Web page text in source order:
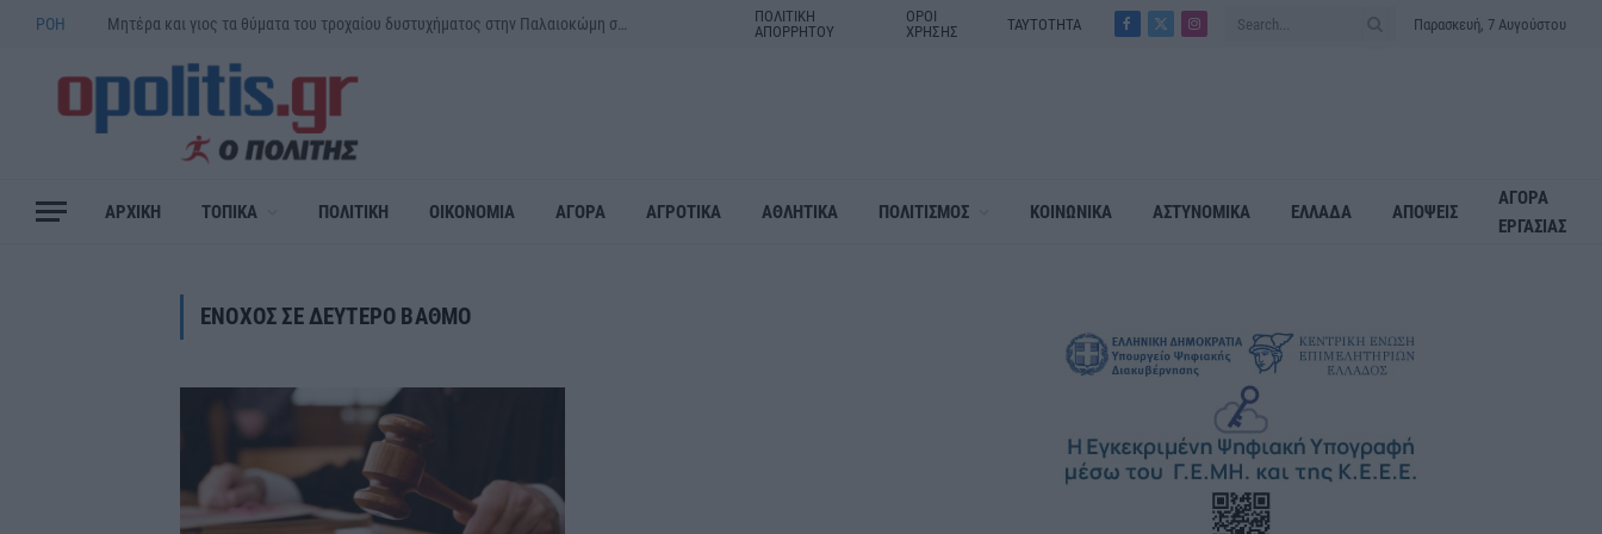
ΡΟΗ
ΠΟΛΙΤΙΚΗ
ΑΠΟΡΡΗΤΟΥ
ΟΡΟΙ
ΧΡΗΣΗΣ
ΤΑΥΤΟΤΗΤΑ
Facebook
X
Instagram
Παρασκευή, 7 Αυγούστου
ΑΡΧΙΚΗ ΤΟΠΙΚΑ ΠΟΛΙΤΙΚΗ ΟΙΚΟΝΟΜΙΑ ΑΓΟΡΑ ΑΓΡΟΤΙΚΑ ΑΘΛΗΤΙΚΑ ΠΟΛΙΤΙΣΜΟΣ ΚΟΙΝΩΝΙΚΑ ΑΣΤΥΝΟΜΙΚΑ ΕΛΛΑΔΑ ΑΠΟΨΕΙΣ
ΑΓΟΡΑ
ΕΡΓΑΣΙΑΣ
ΕΝΟΧΟΣ ΣΕ ΔΕΥΤΕΡΟ ΒΑΘΜΟ